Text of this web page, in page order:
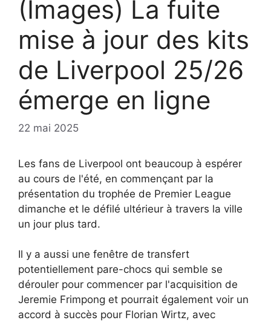
(Images) La fuite
mise à jour des kits
de Liverpool 25/26
émerge en ligne
22 mai 2025
Les fans de Liverpool ont beaucoup à espérer
au cours de l'été, en commençant par la
présentation du trophée de Premier League
dimanche et le défilé ultérieur à travers la ville
un jour plus tard.
Il y a aussi une fenêtre de transfert
potentiellement pare-chocs qui semble se
dérouler pour commencer par l'acquisition de
Jeremie Frimpong et pourrait également voir un
accord à succès pour Florian Wirtz, avec